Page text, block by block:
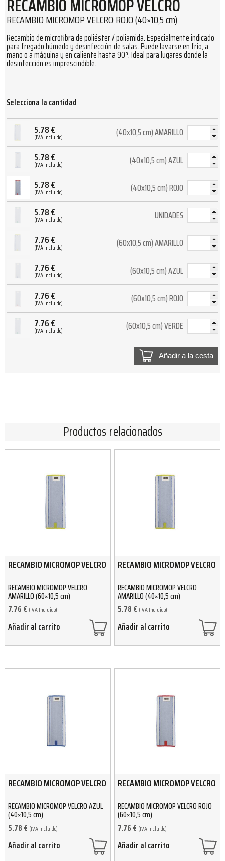
RECAMBIO MICROMOP VELCRO ROJO (40×10,5 cm)
Recambio de microfibra de poliéster / poliamida. Especialmente indicado
para fregado húmedo y desinfección de salas. Puede lavarse en frío, a
mano o a máquina y en caliente hasta 90º. Ideal para lugares donde la
desinfección es imprescindible.
Selecciona la cantidad
5.78€
(IVA Incluido) (40x10,5 cm) AMARILLO
5.78€
(IVA Incluido) (40x10,5 cm) AZUL
5.78€
(IVA Incluido) (40x10,5 cm) ROJO
5.78€
(IVA Incluido) UNIDADES
7.76€
(IVA Incluido) (60x10,5 cm) AMARILLO
7.76€
(IVA Incluido) (60x10,5 cm) AZUL
7.76€
(IVA Incluido) (60x10,5 cm) ROJO
7.76€
(IVA Incluido) (60x10,5 cm) VERDE
Añadir a la cesta
Productos relacionados
RECAMBIO MICROMOP VELCRO
RECAMBIO MICROMOP VELCRO
AMARILLO (60×10,5 cm)
7.76 € (IVA Incluido)
Añadir al carrito
RECAMBIO MICROMOP VELCRO
RECAMBIO MICROMOP VELCRO
AMARILLO (40×10,5 cm)
5.78 € (IVA Incluido)
Añadir al carrito
RECAMBIO MICROMOP VELCRO
RECAMBIO MICROMOP VELCRO AZUL
(40×10,5 cm)
5.78 € (IVA Incluido)
Añadir al carrito
RECAMBIO MICROMOP VELCRO
RECAMBIO MICROMOP VELCRO ROJO
(60×10,5 cm)
7.76 € (IVA Incluido)
Añadir al carrito